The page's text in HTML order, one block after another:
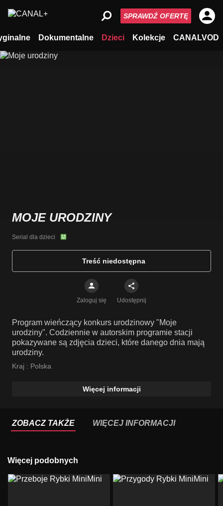
Dokumentalne Dzieci Kolekcje CANALVOD
SPRAWDŹ OFERTĘ
MOJE URODZINY
Serial dla dzieci
Treść niedostępna
Zaloguj się Udostępnij
Program wieńczący konkurs urodzinowy "Moje
urodziny". Codziennie w autorskim programie stacji
pokazywane są zdjęcia dzieci, które danego dnia mają
urodziny.
Kraj : Polska
Więcej informacji
ZOBACZ TAKŻE WIĘCEJ INFORMACJI
Więcej podobnych